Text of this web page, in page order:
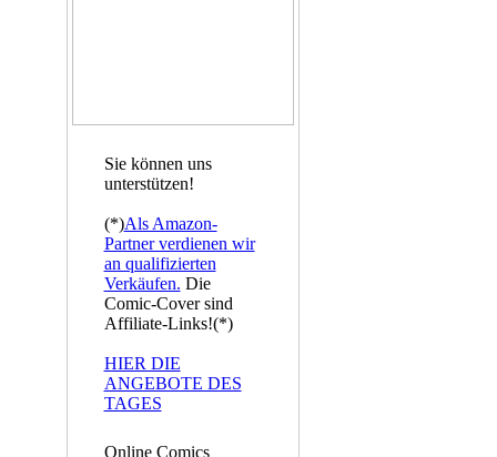
Sie können uns
unterstützen!
(*)Als Amazon-
Partner verdienen wir
an qualifizierten
Verkäufen. Die
Comic-Cover sind
Affiliate-Links!(*)
HIER DIE
ANGEBOTE DES
TAGES
Online Comics